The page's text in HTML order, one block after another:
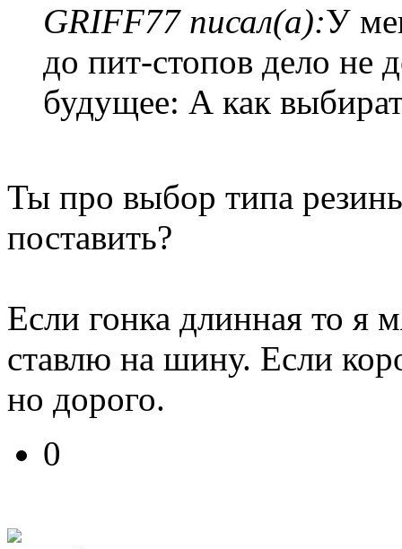
GRIFF77 писал(а):У
до пит-стопов дело не
будущее: А как
Ты про выбор типа
поставить?
Если гонка длинная то я
ставлю на шину. Если
но дорого.
0